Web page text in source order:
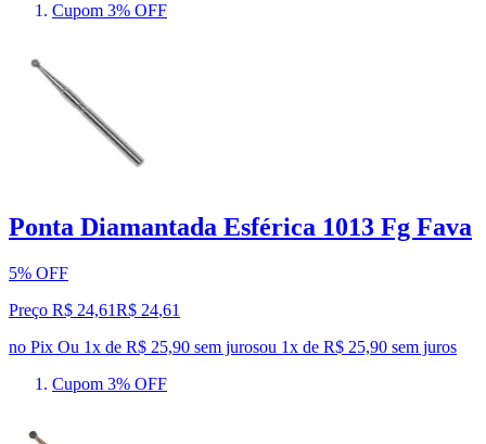
Cupom 3% OFF
Ponta Diamantada Esférica 1013 Fg Fava
5% OFF
Preço R$ 24,61R$ 24,61
no Pix Ou 1x de R$ 25,90 sem jurosou 1x de R$ 25,90 sem juros
Cupom 3% OFF